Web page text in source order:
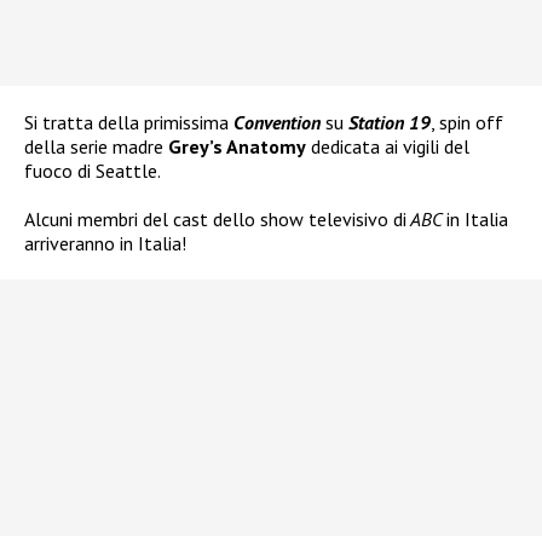
Si tratta della primissima Convention su Station 19, spin off
della serie madre Grey’s Anatomy dedicata ai vigili del
fuoco di Seattle.
Alcuni membri del cast dello show televisivo diABCin Italia
arriveranno in Italia!